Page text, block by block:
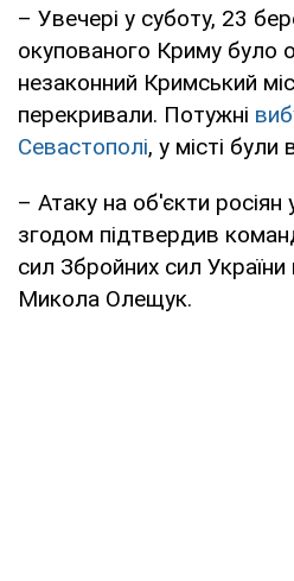
– Увечері у суботу, 23
окупованого Криму було
незаконний Кримський
перекривали. Потужні
Севастополі, у місті були
– Атаку на об'єкти росіян
згодом підтвердив
сил Збройних сил
Микола Олещук.